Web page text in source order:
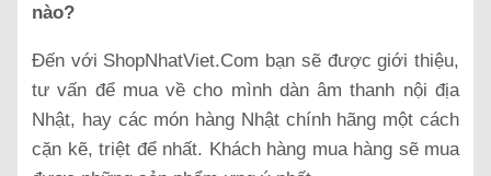
nào?
Đến với ShopNhatViet.Com bạn sẽ được giới thiệu,
tư vấn để mua về cho mình dàn âm thanh nội địa
Nhật, hay các món hàng Nhật chính hãng một cách
cặn kẽ, triệt để nhất. Khách hàng mua hàng sẽ mua